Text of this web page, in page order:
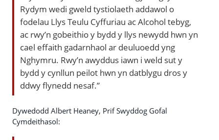
Rydym wedi gweld tystiolaeth addawol o
fodelau Llys Teulu Cyffuriau ac Alcohol tebyg,
ac rwy’n gobeithio y bydd y llys newydd hwn yn
cael effaith gadarnhaol ar deuluoedd yng
Nghymru. Rwy’n awyddus iawn i weld sut y
bydd y cynllun peilot hwn yn datblygu dros y
ddwy flynedd nesaf.”
Dywedodd Albert Heaney, Prif Swyddog Gofal
Cymdeithasol: